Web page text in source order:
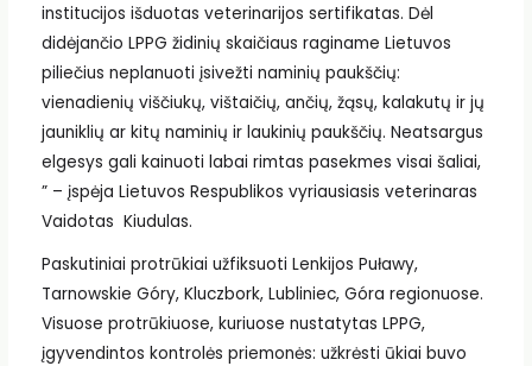
institucijos išduotas veterinarijos sertifikatas. Dėl
didėjančio LPPG židinių skaičiaus raginame Lietuvos
piliečius neplanuoti įsivežti naminių paukščių:
vienadienių viščiukų, vištaičių, ančių, žąsų, kalakutų ir jų
jauniklių ar kitų naminių ir laukinių paukščių. Neatsargus
elgesys gali kainuoti labai rimtas pasekmes visai šaliai,
” – įspėja Lietuvos Respublikos vyriausiasis veterinaras
Vaidotas Kiudulas.
Paskutiniai protrūkiai užfiksuoti Lenkijos Puławy,
Tarnowskie Góry, Kluczbork, Lubliniec, Góra regionuose.
Visuose protrūkiuose, kuriuose nustatytas LPPG,
įgyvendintos kontrolės priemonės: užkrėsti ūkiai buvo